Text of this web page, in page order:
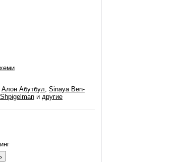
Алон Абутбул, Sinaya Ben-
и другие